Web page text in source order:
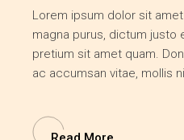
Lorem ipsum dolor sit
magna purus, dictum justo
pretium sit amet quam.
ac accumsan vitae, mollis